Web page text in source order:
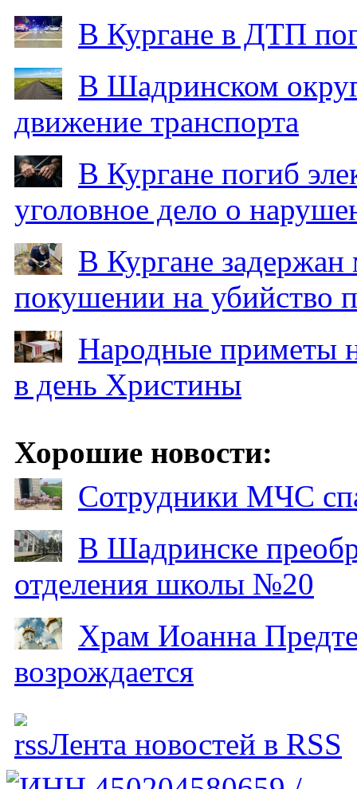
В Кургане в ДТП
В Шадринском
движение транспорта
В Кургане погиб
уголовное дело о
В Кургане
покушении на убийство
Народные приметы
в день Христины
Хорошие новости:
Сотрудники МЧС
В Шадринске
отделения школы №20
Храм Иоанна
возрождается
Лента новостей в RSS